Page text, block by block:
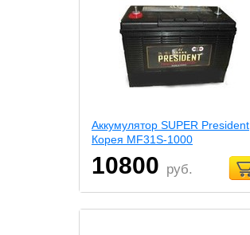
Аккумулятор SUPER President,
Корея MF31S-1000
10800 руб.